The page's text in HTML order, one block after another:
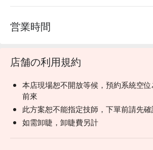
営業時間
店舗の利用規約
本店現場恕不開放等候，預約系統空
前來
此方案恕不能指定技師，下單前請先
如需卸睫，卸睫費另計